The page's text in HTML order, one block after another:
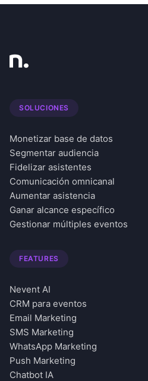
SOLUCIONES
Monetizar base de datos
Segmentar audiencia
Fidelizar asistentes
Comunicación omnicanal
Aumentar asistencia
Ganar alcance específico
Gestionar múltiples eventos
FEATURES
Nevent AI
CRM para eventos
Email Marketing
SMS Marketing
WhatsApp Marketing
Push Marketing
Chatbot IA